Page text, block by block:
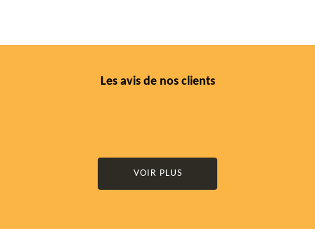
Les avis de nos clients
VOIR PLUS